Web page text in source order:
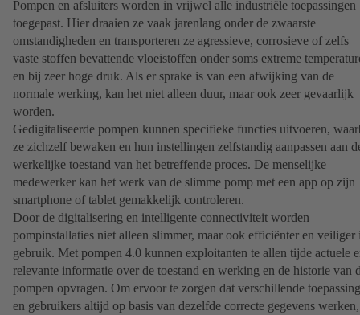
Pompen en afsluiters worden in vrijwel alle industriële toepassingen
toegepast. Hier draaien ze vaak jarenlang onder de zwaarste
omstandigheden en transporteren ze agressieve, corrosieve of zelfs
vaste stoffen bevattende vloeistoffen onder soms extreme
en bij zeer hoge druk. Als er sprake is van een afwijking van de
normale werking, kan het niet alleen duur, maar ook zeer gevaarlijk
worden.
Gedigitaliseerde pompen kunnen specifieke functies uitvoeren,
ze zichzelf bewaken en hun instellingen zelfstandig aanpassen aan
werkelijke toestand van het betreffende proces. De menselijke
medewerker kan het werk van de slimme pomp met een app op zijn
smartphone of tablet gemakkelijk controleren.
Door de digitalisering en intelligente connectiviteit worden
pompinstallaties niet alleen slimmer, maar ook efficiënter en veiliger
gebruik. Met pompen 4.0 kunnen exploitanten te allen tijde actuele
relevante informatie over de toestand en werking en de historie van
pompen opvragen. Om ervoor te zorgen dat verschillende
en gebruikers altijd op basis van dezelfde correcte gegevens werken,